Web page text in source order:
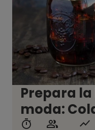
Prepara
moda: